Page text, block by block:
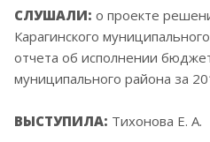
СЛУШАЛИ: о проекте
Карагинского
отчета об исполнении
муниципального района за
ВЫСТУПИЛА: Тихонова Е. А.